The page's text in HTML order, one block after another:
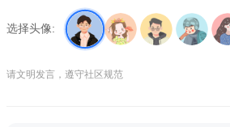
选择头像:
请文明发言，遵守社区规范